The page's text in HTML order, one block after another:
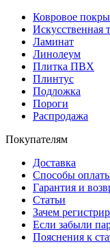
Ковровое
Искусственная
Ламинат
Линолеум
Плитка ПВХ
Плинтус
Подложка
Пороги
Распродажа
Покупателям
Доставка
Способы
Гарантия и
Статьи
Зачем
Если забыли
Пояснения к